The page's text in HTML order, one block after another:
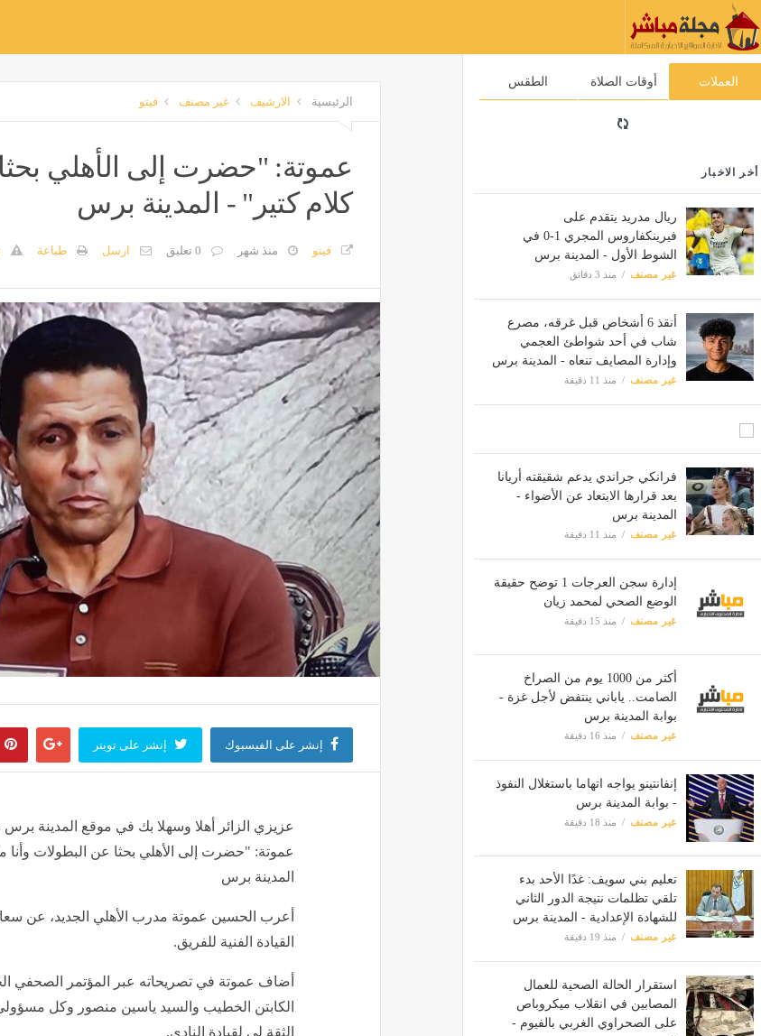
العملات أوقات الصلاة الطقس
أخر الاخبار
ريال مدريد يتقدم على
فيرينكفاروس المجري 1-0 في
الشوط الأول - المدينة برس
غير مصنف منذ 3 دقائق
أنقذ 6 أشخاص قبل غرقه، مصرع
شاب في أحد شواطئ العجمي
وإدارة المصايف تنعاه - المدينة برس
غير مصنف منذ 11 دقيقة
فرانكي جراندي يدعم شقيقته أريانا
بعد قرارها الابتعاد عن الأضواء -
المدينة برس
غير مصنف منذ 11 دقيقة
إدارة سجن العرجات 1 توضح حقيقة
الوضع الصحي لمحمد زيان
غير مصنف منذ 15 دقيقة
أكثر من 1000 يوم من الصراخ
الصامت.. ياباني ينتفض لأجل غزة -
بوابة المدينة برس
غير مصنف منذ 16 دقيقة
إنفانتينو يواجه اتهاما باستغلال النفوذ
- بوابة المدينة برس
غير مصنف منذ 18 دقيقة
تعليم بني سويف: غدًا الأحد بدء
تلقي تظلمات نتيجة الدور الثاني
للشهادة الإعدادية - المدينة برس
غير مصنف منذ 19 دقيقة
استقرار الحالة الصحية للعمال
المصابين في انقلاب ميكروباص
على الصحراوي الغربي بالفيوم -
الرئيسية الارشيف غير مصنف فيتو
عموتة: "حضرت إلى الأهلي
كلام كتير" - المدينة برس
فيتو منذ شهر 0 تعليق ارسل طباعة
إنشر على الفيسبوك إنشر على تويتر
عزيزي الزائر أهلا وسهلا بك في موقع المدينة برس
عموتة: "حضرت إلى الأهلي بحثا عن البطولات وأنا
المدينة برس
أعرب الحسين عموتة مدرب الأهلي الجديد، عن
القيادة الفنية للفريق.
أضاف عموتة في تصريحاته عبر المؤتمر الصحفي
الكابتن الخطيب والسيد ياسين منصور وكل
الثقة لي لقيادة النادي.